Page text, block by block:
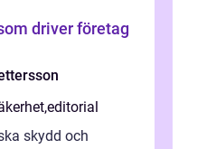
driver företag
,editorial
skydd och